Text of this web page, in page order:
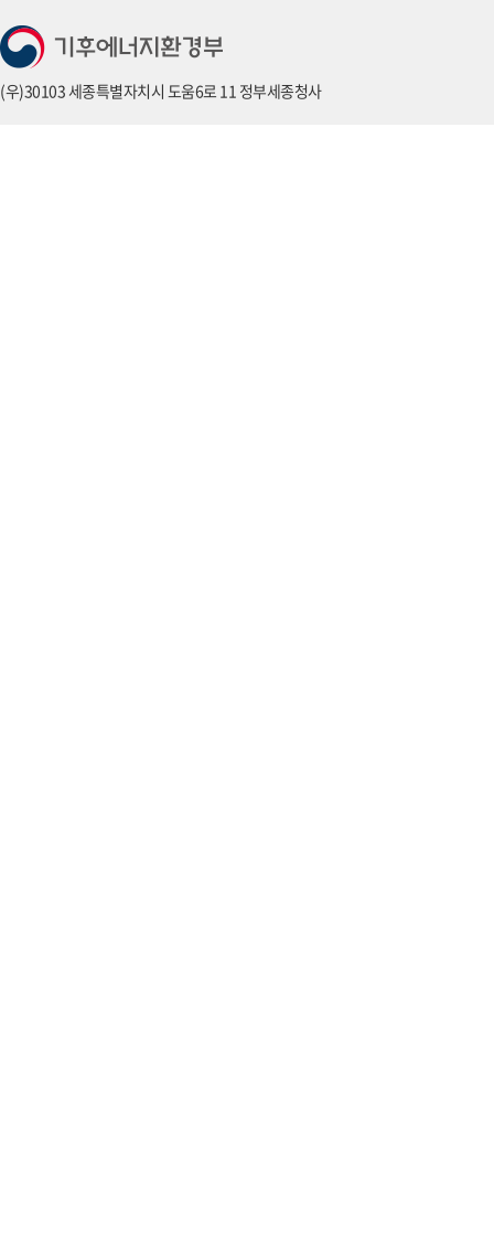
(우)30103 세종특별자치시 도움6로 11 정부세종청사